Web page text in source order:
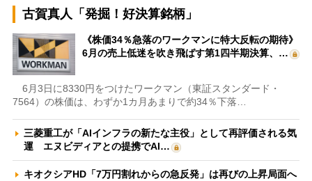
古賀真人「発掘！好決算銘柄」
《株価34％急落のワークマンに特大反転の期待》
6月の売上低迷を吹き飛ばす第1四半期決算、…
6月3日に8330円をつけたワークマン（東証スタンダード・
7564）の株価は、わずか1カ月あまりで約34％下落…
三菱重工が「AIインフラの新たな主役」として再評価される気
運 エヌビディアとの提携でAI…
キオクシアHD「7万円割れからの急反発」は再びの上昇局面へ